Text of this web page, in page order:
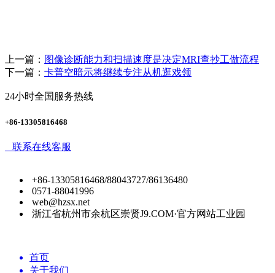
上一篇： 图像诊断能力和扫描速度是决定MRI查抄工做流程
下一篇： 卡普空暗示将继续专注从机逛戏领
24小时全国服务热线
+86-13305816468
联系在线客服
+86-13305816468/88043727/86136480
0571-88041996
web@hzsx.net
浙江省杭州市余杭区崇贤J9.COM·官方网站工业园
首页
关于我们